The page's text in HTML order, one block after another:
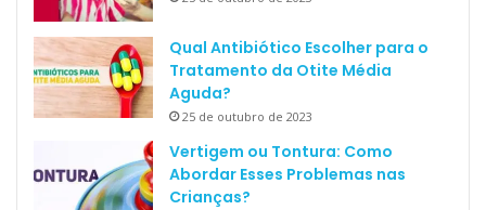
Qual Antibiótico Escolher para o
Tratamento da Otite Média
Aguda?
25 de outubro de 2023
Vertigem ou Tontura: Como
Abordar Esses Problemas nas
Crianças?